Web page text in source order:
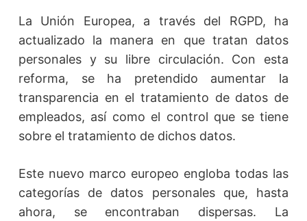
La Unión Europea, a través del RGPD, ha
actualizado la manera en que tratan datos
personales y su libre circulación. Con esta
reforma, se ha pretendido aumentar la
transparencia en el tratamiento de datos de
empleados, así como el control que se tiene
sobre el tratamiento de dichos datos.
Este nuevo marco europeo engloba todas las
categorías de datos personales que, hasta
ahora, se encontraban dispersas. La